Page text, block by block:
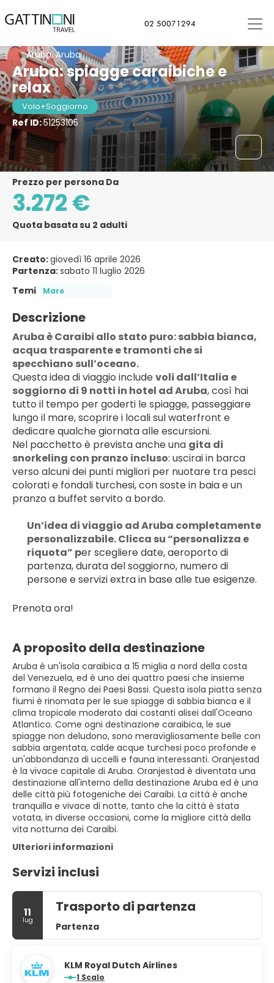
02 50071294
Aruba, Aruba
Aruba: spiagge caraibiche e
relax
Volo+Soggiorno
Ref ID:51253105
Prezzo per persona Da
3.272 €
Quota basata su 2 adulti
Creato:giovedì 16 aprile 2026
Partenza:sabato 11 luglio 2026
Temi
Mare
Descrizione
Aruba è Caraibi allo stato puro: sabbia bianca,
acqua trasparente e tramonti che si
specchiano sull’oceano.
Questa idea di viaggio include voli dall’Italia e
soggiorno di 9 notti in hotel ad Aruba, così hai
tutto il tempo per goderti le spiagge, passeggiare
lungo il mare, scoprire i locali sul waterfront e
dedicare qualche giornata alle escursioni.
Nel pacchetto è prevista anche una gita di
snorkeling con pranzo incluso: uscirai in barca
verso alcuni dei punti migliori per nuotare tra pesci
colorati e fondali turchesi, con soste in baia e un
pranzo a buffet servito a bordo.
Un’idea di viaggio ad Aruba completamente
personalizzabile. Clicca su “personalizza e
riquota” per scegliere date, aeroporto di
partenza, durata del soggiorno, numero di
persone e servizi extra in base alle tue esigenze.
Prenota ora!
A proposito della destinazione
Aruba è un'isola caraibica a 15 miglia a nord della costa
del Venezuela, ed è uno dei quattro paesi che insieme
formano il Regno dei Paesi Bassi. Questa isola piatta senza
fiumi è rinomata per le sue spiagge di sabbia bianca e il
clima tropicale moderato dai costanti alisei dall'Oceano
Atlantico. Come ogni destinazione caraibica, le sue
spiagge non deludono, sono meravigliosamente belle con
sabbia argentata, calde acque turchesi poco profonde e
un'abbondanza di uccelli e fauna interessanti. Oranjestad
è la vivace capitale di Aruba. Oranjestad è diventata una
destinazione all'interno della destinazione Aruba ed è una
delle città più fotogeniche dei Caraibi. La città è anche
tranquilla e vivace di notte, tanto che la città è stata
votata, in diverse occasioni, come la migliore città della
vita notturna dei Caraibi.
Ulteriori informazioni
Servizi inclusi
11
lug
Trasporto di partenza
Partenza
KLM Royal Dutch Airlines
1 Scalo